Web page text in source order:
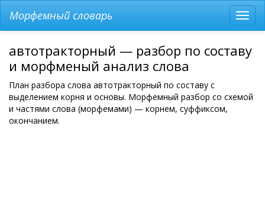
меню
Морфемный словарь
автотракторный — разбор по составу
и морфменый анализ слова
План разбора слова автотракторный по составу с
выделением корня и основы. Морфемный разбор со схемой
и частями слова (морфемами) — корнем, суффиксом,
окончанием.